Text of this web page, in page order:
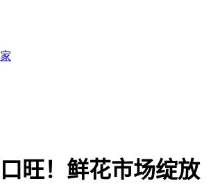
旺！鲜花市场绽放